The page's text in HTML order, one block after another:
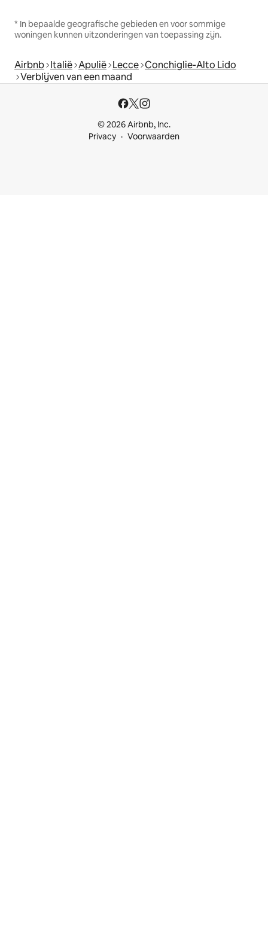
* In bepaalde geografische gebieden en voor sommige
woningen kunnen uitzonderingen van toepassing zijn.
Airbnb Italië Apulië Lecce Conchiglie-Alto Lido
Verblijven van een maand
© 2026 Airbnb, Inc.
Privacy
Voorwaarden